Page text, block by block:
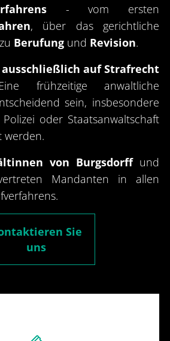
- vom ersten
, über das gerichtliche
Berufung und Revision.
ausschließlich auf Strafrecht
frühzeitige anwaltliche
sein, insbesondere
oder Staatsanwaltschaft
werden.
von Burgsdorffund
Mandanten in allen
Sie
uns